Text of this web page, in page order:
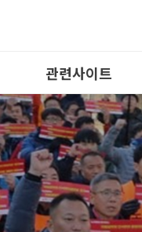
관련사이트
공무원노동조합
정부기관
지방자치단체
패밀리사이트